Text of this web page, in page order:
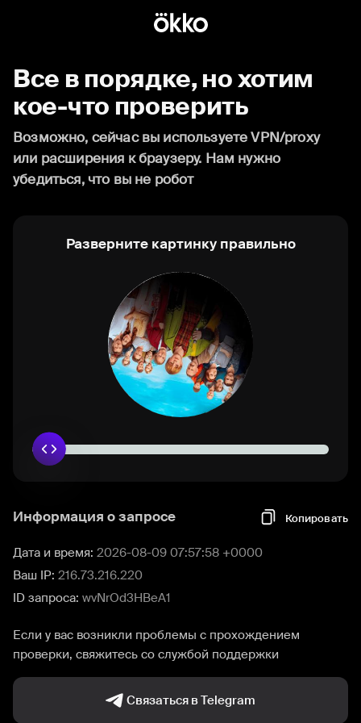
Все в порядке, но хотим
кое-что проверить
Возможно, сейчас вы используете VPN/proxy
или расширения к браузеру. Нам нужно
убедиться, что вы не робот
Разверните картинку правильно
Информация о запросе Копировать
Дата и время: 2026-08-09 07:57:58 +0000
Ваш IP: 216.73.216.220
ID запроса: wvNrOd3HBeA1
Если у вас возникли проблемы с прохождением
проверки, свяжитесь со службой поддержки
Связаться в Telegram